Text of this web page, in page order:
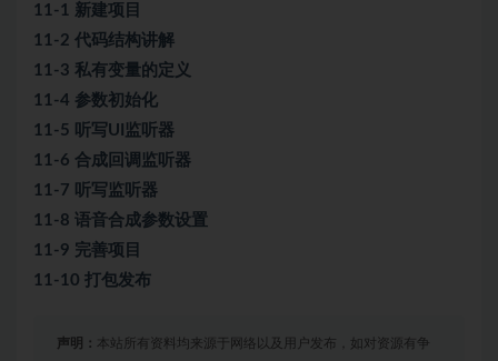
11-1 新建项目
11-2 代码结构讲解
11-3 私有变量的定义
11-4 参数初始化
11-5 听写UI监听器
11-6 合成回调监听器
11-7 听写监听器
11-8 语音合成参数设置
11-9 完善项目
11-10 打包发布
声明： 本站所有资料均来源于网络以及用户发布，如对资源有争